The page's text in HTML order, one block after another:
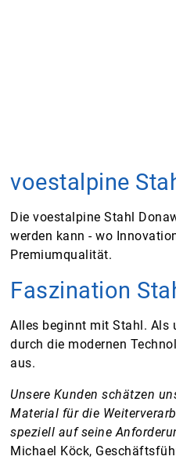
voestalpine
Die voestalpine Stahl
werden kann - wo
Premiumqualität.
Faszination
Alles beginnt mit Stahl. Als
durch die modernen
aus.
Unsere Kunden schätzen
Material für die
speziell auf seine
Michael Köck,